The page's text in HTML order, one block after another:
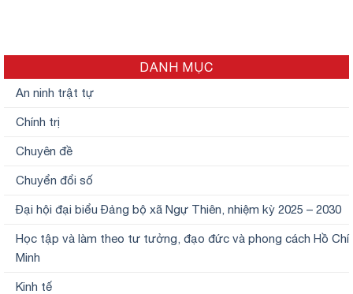
DANH MỤC
An ninh trật tự
Chính trị
Chuyên đề
Chuyển đổi số
Đại hội đại biểu Đảng bộ xã Ngự Thiên, nhiệm kỳ 2025 – 2030
Học tập và làm theo tư tưởng, đạo đức và phong cách Hồ Chí
Minh
Kinh tế